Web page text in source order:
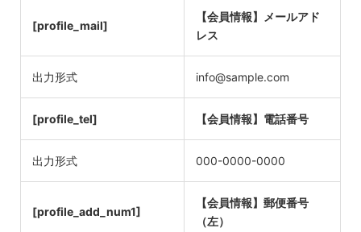
[profile_mail]
【会員情報】メールアド
レス
出力形式 info@sample.com
[profile_tel] 【会員情報】電話番号
出力形式 000-0000-0000
[profile_add_num1]
【会員情報】郵便番号
（左）